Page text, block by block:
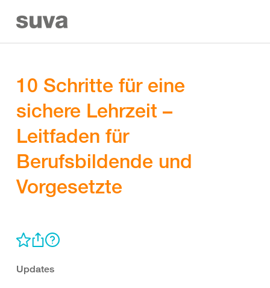
10 Schritte für eine
sichere Lehrzeit –
Leitfaden für
Berufsbildende und
Vorgesetzte
Updates